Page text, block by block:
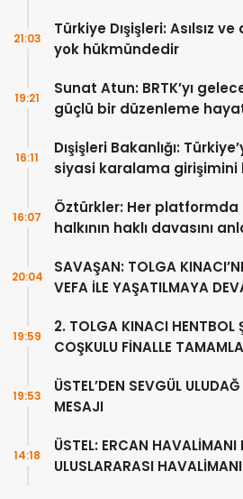
Türkiye Dışişleri: Asılsız ve
yok hükmündedir
21:03
Sunat Atun: BRTK’yı
güçlü bir düzenleme
19:21
Dışişleri Bakanlığı:
siyasi karalama girişimini
16:11
Öztürkler: Her platformda
halkının haklı davasını
16:07
SAVAŞAN: TOLGA
VEFA İLE YAŞATILMAYA
20:04
2. TOLGA KINACI HENTBOL
COŞKULU FİNALLE
19:59
ÜSTEL’DEN SEVGÜL
MESAJI
19:53
ÜSTEL: ERCAN HAVALİMANI
ULUSLARARASI
14:18